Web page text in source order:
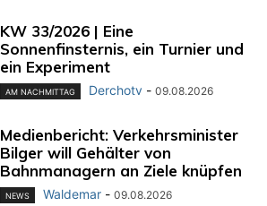
KW 33/2026 | Eine
Sonnenfinsternis, ein Turnier und
ein Experiment
AM NACHMITTAG Derchotv - 09.08.2026
Medienbericht: Verkehrsminister
Bilger will Gehälter von
Bahnmanagern an Ziele knüpfen
NEWS Waldemar - 09.08.2026